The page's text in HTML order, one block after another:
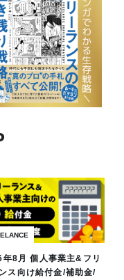
8月 個人事業主&フリ
ス向け給付金/補助金/